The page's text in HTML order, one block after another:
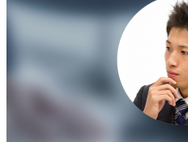
エリアを追加・変更
東京都下
10分以内
入居可能時期